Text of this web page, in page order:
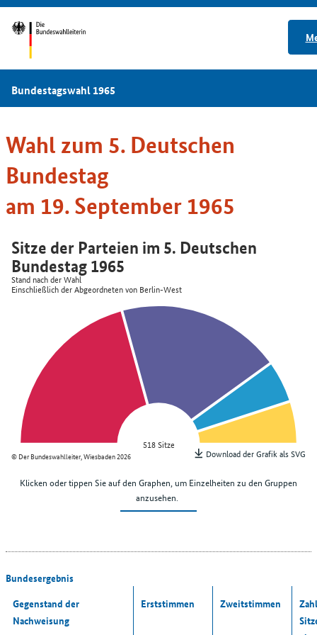
Bundestagswahl 1965
Wahl zum 5. Deutschen
Bundestag
am 19. September 1965
518 Sitze
© Der Bundeswahlleiter, Wiesbaden 2026
Sitze der Parteien im 5. Deutschen
Bundestag 1965
Stand nach der Wahl
Einschließlich der Abgeordneten von Berlin-West
Download der Grafik als SVG
Klicken oder tippen Sie auf den Graphen, um Einzelheiten zu den Gruppen
anzusehen.
Bundesergebnis
Gegenstand der
Nachweisung
Erststimmen Zweitstimmen